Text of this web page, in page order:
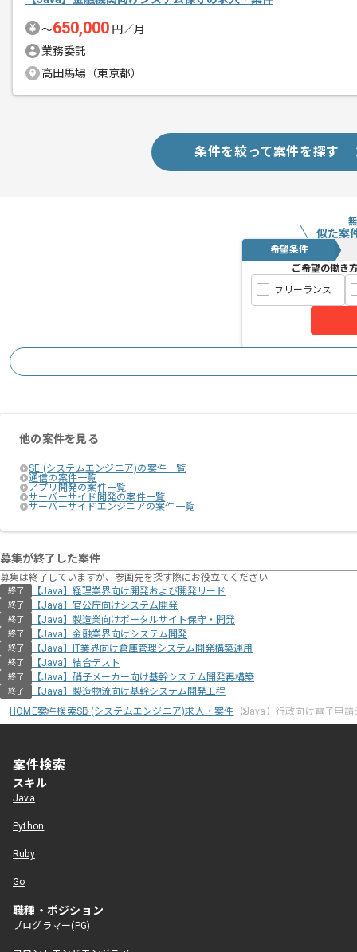
〜650,000 円／月
業務委託
高田馬場（東京都）
条件を絞って案件を探す
似た案
希望条件
ご希望の働き
フリーランス
他の案件を見る
SE (システムエンジニア)の案件一覧
通信の案件一覧
アプリ開発の案件一覧
サーバーサイド開発の案件一覧
サーバーサイドエンジニアの案件一覧
募集が終了した案件
募集は終了していますが、参画先を探す際にお役立てください
終了 【Java】経理業界向け開発および開発リード
終了 【Java】官公庁向けシステム開発
終了 【Java】製造業向けポータルサイト保守・開発
終了 【Java】金融業界向けシステム開発
終了 【Java】IT業界向け倉庫管理システム開発構築運用
終了 【Java】結合テスト
終了 【Java】硝子メーカー向け基幹システム開発再構築
終了
【Java】製造物流向け基幹システム開発工程
HOME案件検索SE (システムエンジニア)求人・案件 【Java】行政向け電子申
案件検索
スキル
Java
Python
Ruby
Go
職種・ポジション
プログラマー(PG)